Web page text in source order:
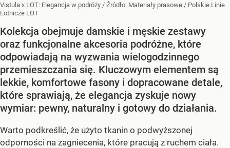
Vistula x LOT: Elegancja w podróży / Źródło: Materiały prasowe / Polskie Linie
Lotnicze LOT
Kolekcja obejmuje damskie i męskie zestawy
oraz funkcjonalne akcesoria podróżne, które
odpowiadają na wyzwania wielogodzinnego
przemieszczania się. Kluczowym elementem są
lekkie, komfortowe fasony i dopracowane detale,
które sprawiają, że elegancja zyskuje nowy
wymiar: pewny, naturalny i gotowy do działania.
Warto podkreślić, że użyto tkanin o podwyższonej
odporności na zagniecenia, które pracują z ruchem ciała.